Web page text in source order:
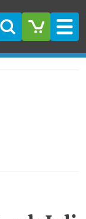
Suche